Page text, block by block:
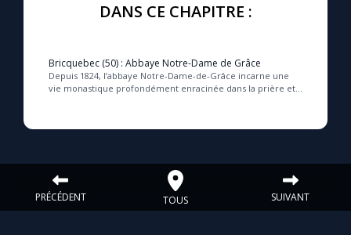
Le site internet
Questions-réponses
L'Évangile chaque jour
DANS CE CHAPITRE :
Bricquebec (50) : Abbaye Notre-Dame de Grâce
Depuis 1824, l’abbaye Notre-Dame-de-Grâce incarne une
vie monastique profondément enracinée dans la prière et
PRÉCÉDENT TOUS SUIVANT